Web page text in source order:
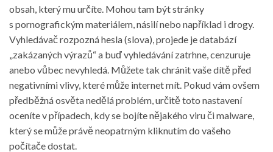
obsah, který mu určíte. Mohou tam být stránky
s pornografickým materiálem, násilí nebo například i drogy.
Vyhledávač rozpozná hesla (slova), projede je databází
„zakázaných výrazů“ a buď vyhledávání zatrhne, cenzuruje
anebo vůbec nevyhledá. Můžete tak chránit vaše dítě před
negativními vlivy, které může internet mít. Pokud vám ovšem
předběžná osvěta nedělá problém, určitě toto nastavení
oceníte v případech, kdy se bojíte nějakého viru či malware,
který se může právě neopatrným kliknutím do vašeho
počítače dostat.